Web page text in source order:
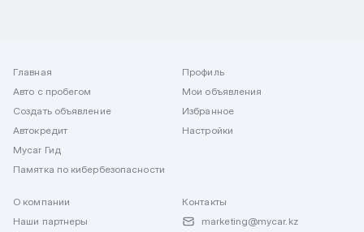
Главная
Авто с пробегом
Создать объявление
Автокредит
Mycar Гид
Памятка по кибербезопасности
Профиль
Мои объявления
Избранное
Настройки
О компании
Наши партнеры
Контакты
marketing@mycar.kz